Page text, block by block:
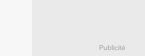
Publicité